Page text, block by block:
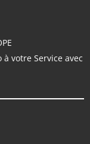
à votre Service avec